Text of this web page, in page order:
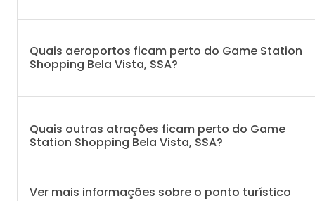
Quais aeroportos ficam perto do Game Station
Shopping Bela Vista, SSA?
Quais outras atrações ficam perto do Game
Station Shopping Bela Vista, SSA?
Ver mais informações sobre o ponto turístico